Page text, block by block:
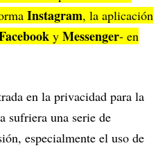
Instagram, la aplicación
y Messenger- en
en la privacidad para la
sufriera una serie de
especialmente el uso de